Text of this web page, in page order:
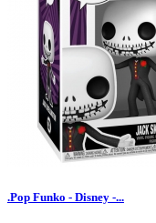
.Pop Funko - Disney -...